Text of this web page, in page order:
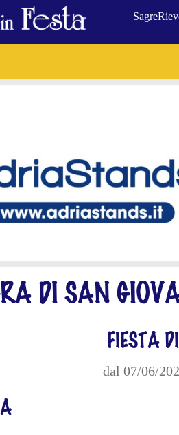
Sagre
DI SAN
FIESTA
dal 07/06/